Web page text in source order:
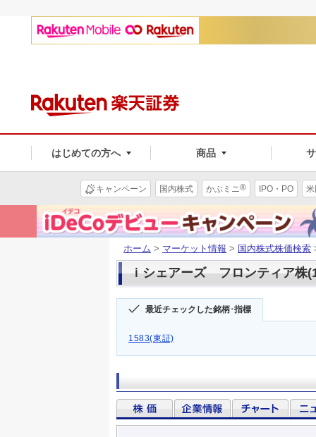
はじめての方へ 商品
キャンペーン 国内株式 かぶミニ® IPO・PO
ホーム > マーケット情報 > 国内株式株価検索
ｉシェアーズ フロンティア株
最近チェックした銘柄･指標
1583(東証)